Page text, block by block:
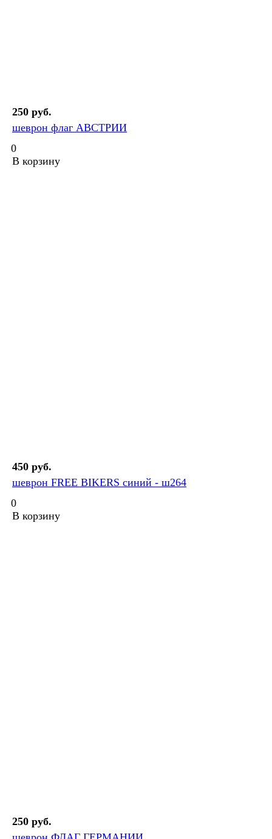
250 руб.
шеврон флаг АВСТРИИ
0
В корзину
450 руб.
шеврон FREE BIKERS синий - ш264
0
В корзину
250 руб.